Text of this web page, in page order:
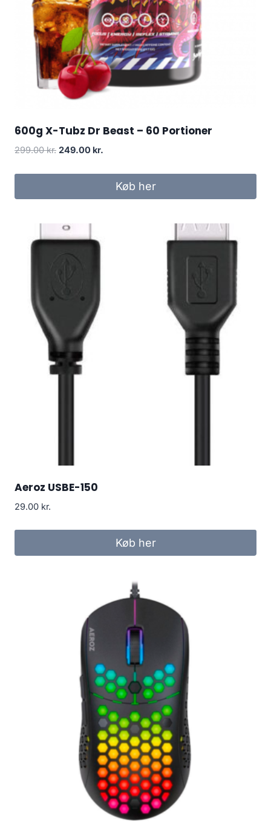
600g X-Tubz Dr Beast – 60 Portioner
299.00kr. Original
was:
249.00 kr.
is:
249.00 kr..
Køb her
Aeroz USBE-150
29.00 kr.
Køb her